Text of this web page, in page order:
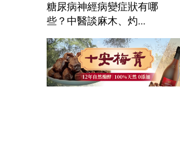
糖尿病神經病變症狀有哪
些？中醫談麻木、灼...